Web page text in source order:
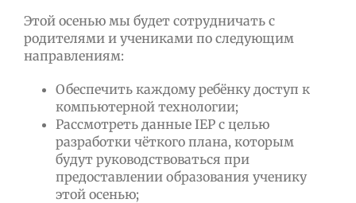
Этой осенью мы будет сотрудничать с
родителями и учениками по следующим
направлениям:
Обеспечить каждому ребёнку доступ к
компьютерной технологии;
Рассмотреть данные IEP с целью
разработки чёткого плана, которым
будут руководствоваться при
предоставлении образования ученику
этой осенью;